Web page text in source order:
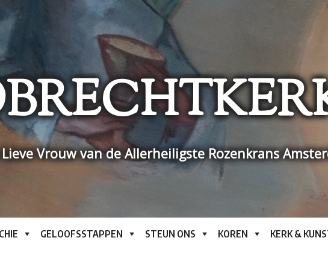
Lieve Vrouw van de Allerheiligste Rozenkrans
GELOOFSSTAPPEN STEUN ONS KOREN KERK &